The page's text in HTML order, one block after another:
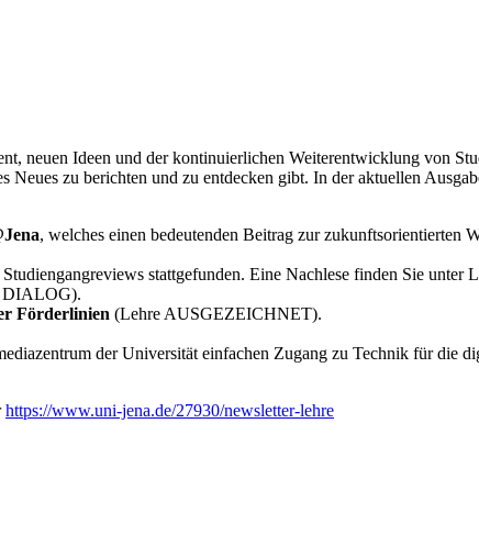
neuen Ideen und der kontinuierlichen Weiterentwicklung von
zu berichten und zu entdecken gibt. In der aktuellen
, welches einen bedeutenden Beitrag zur zukunftsorientierten
Studiengangreviews stattgefunden. Eine Nachlese finden Sie
DIALOG).
Förderlinien (Lehre AUSGEZEICHNET).
der Universität einfachen Zugang zu Technik für die
https://www.uni-jena.de/27930/newsletter-lehre